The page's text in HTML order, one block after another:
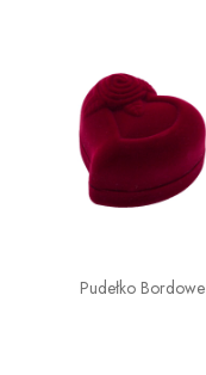
Pudełko Bordowe